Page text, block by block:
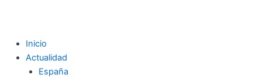
Inicio
Actualidad
España